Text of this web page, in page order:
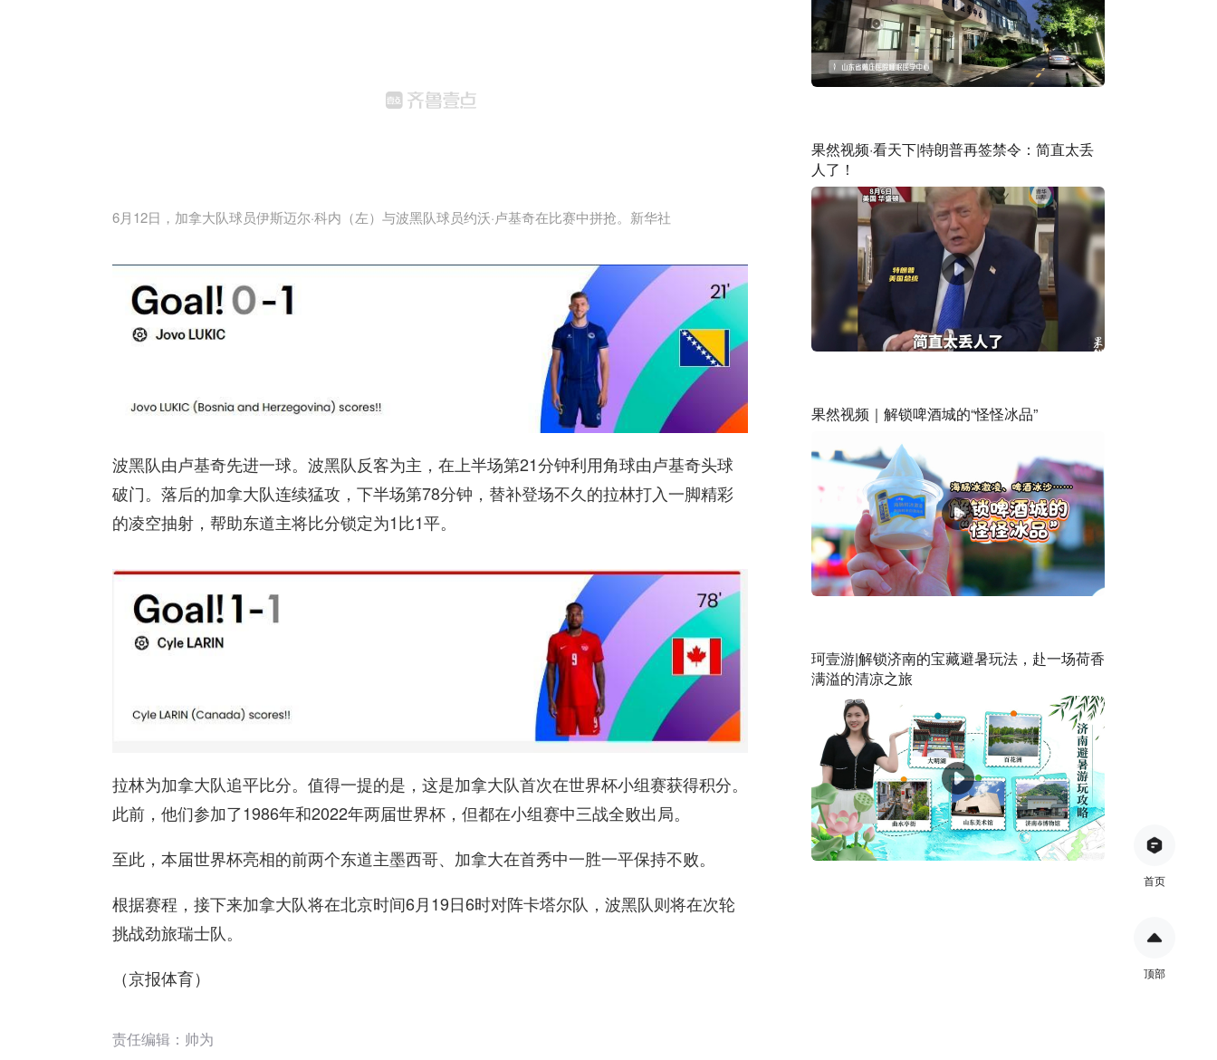
6月12日，加拿大队球员伊斯迈尔·科内（左）与波黑队球员约沃·卢基奇在比赛中拼抢。新华社
波黑队由卢基奇先进一球。波黑队反客为主，在上半场第21分钟利用角球由卢基奇头球
破门。落后的加拿大队连续猛攻，下半场第78分钟，替补登场不久的拉林打入一脚精彩
的凌空抽射，帮助东道主将比分锁定为1比1平。
拉林为加拿大队追平比分。值得一提的是，这是加拿大队首次在世界杯小组赛获得积分。
此前，他们参加了1986年和2022年两届世界杯，但都在小组赛中三战全败出局。
至此，本届世界杯亮相的前两个东道主墨西哥、加拿大在首秀中一胜一平保持不败。
根据赛程，接下来加拿大队将在北京时间6月19日6时对阵卡塔尔队，波黑队则将在次轮
挑战劲旅瑞士队。
（京报体育）
责任编辑：帅为
果然视频·看天下|特朗普再签禁令：简直太丢
人了！
果然视频｜解锁啤酒城的“怪怪冰品”
珂壹游|解锁济南的宝藏避暑玩法，赴一场荷香
满溢的清凉之旅
首页
顶部